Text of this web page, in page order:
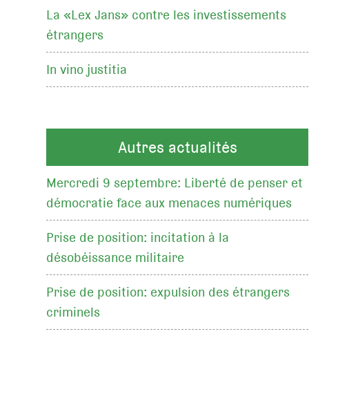
La «Lex Jans» contre les investissements
étrangers
In vino justitia
Autres actualités
Mercredi 9 septembre: Liberté de penser et
démocratie face aux menaces numériques
Prise de position: incitation à la
désobéissance militaire
Prise de position: expulsion des étrangers
criminels